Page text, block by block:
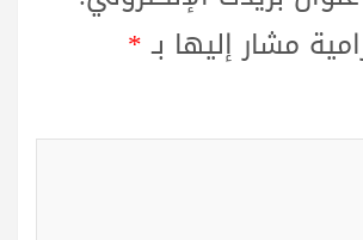
مشار إليها بـ*